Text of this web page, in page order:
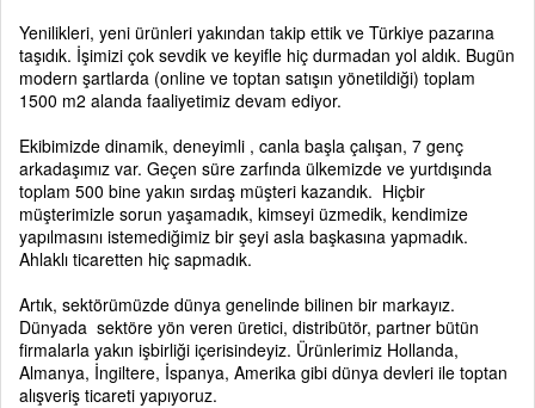
Yenilikleri, yeni ürünleri yakından takip ettik ve Türkiye pazarına
taşıdık. İşimizi çok sevdik ve keyifle hiç durmadan yol aldık. Bugün
modern şartlarda (online ve toptan satışın yönetildiği) toplam
1500 m2 alanda faaliyetimiz devam ediyor.
Ekibimizde dinamik, deneyimli , canla başla çalışan, 7 genç
arkadaşımız var. Geçen süre zarfında ülkemizde ve yurtdışında
toplam 500 bine yakın sırdaş müşteri kazandık. Hiçbir
müşterimizle sorun yaşamadık, kimseyi üzmedik, kendimize
yapılmasını istemediğimiz bir şeyi asla başkasına yapmadık.
Ahlaklı ticaretten hiç sapmadık.
Artık, sektörümüzde dünya genelinde bilinen bir markayız.
Dünyada sektöre yön veren üretici, distribütör, partner bütün
firmalarla yakın işbirliği içerisindeyiz. Ürünlerimiz Hollanda,
Almanya, İngiltere, İspanya, Amerika gibi dünya devleri ile toptan
alışveriş ticareti yapıyoruz.